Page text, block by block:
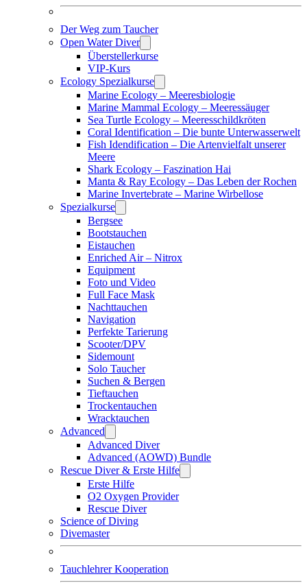
Der Weg zum Taucher
Open Water Diver
Überstellerkurse
VIP-Kurs
Ecology Spezialkurse
Marine Ecology – Meeresbiologie
Marine Mammal Ecology – Meeressäuger
Sea Turtle Ecology – Meeresschildkröten
Coral Identification – Die bunte Unterwasserwelt
Fish Idendification – Die Artenvielfalt unserer
Meere
Shark Ecology – Faszination Hai
Manta & Ray Ecology – Das Leben der Rochen
Marine Invertebrate – Marine Wirbellose
Spezialkurse
Bergsee
Bootstauchen
Eistauchen
Enriched Air – Nitrox
Equipment
Foto und Video
Full Face Mask
Nachttauchen
Navigation
Perfekte Tarierung
Scooter/DPV
Sidemount
Solo Taucher
Suchen & Bergen
Tieftauchen
Trockentauchen
Wracktauchen
Advanced
Advanced Diver
Advanced (AOWD) Bundle
Rescue Diver & Erste Hilfe
Erste Hilfe
O2 Oxygen Provider
Rescue Diver
Science of Diving
Divemaster
Tauchlehrer Kooperation